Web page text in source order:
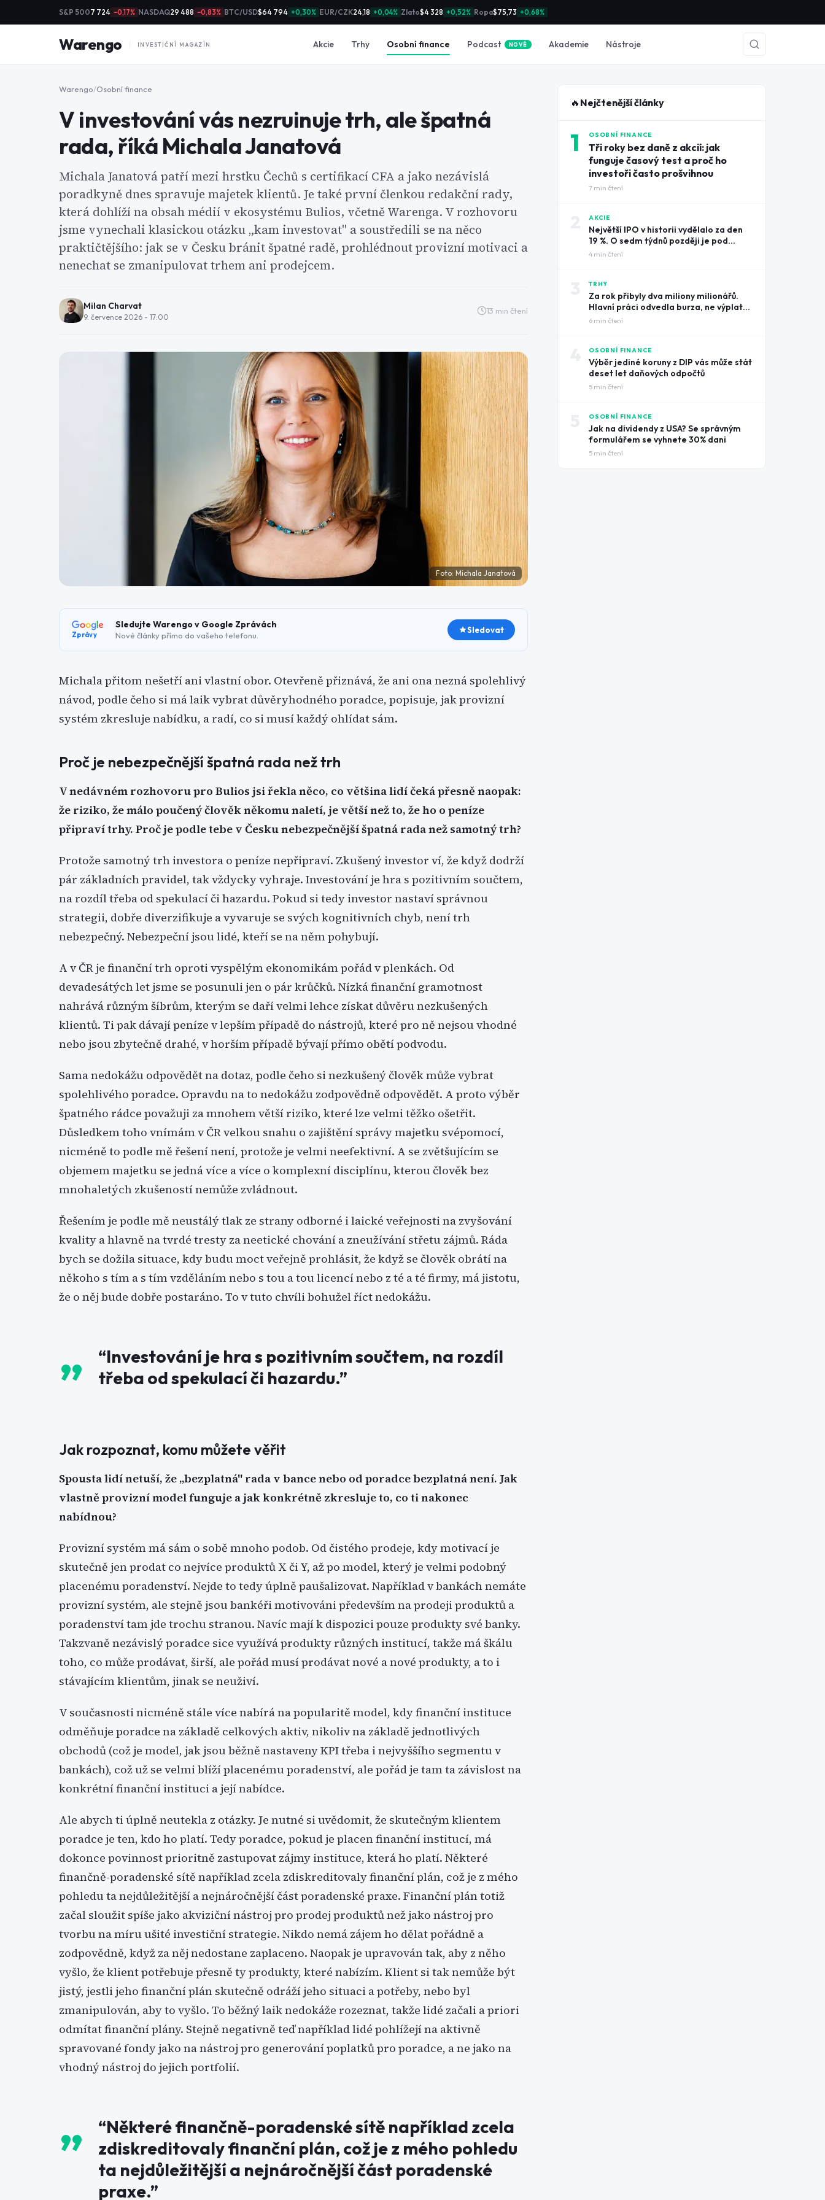
S&P 5007 724 −0,17% NASDAQ29 488 −0,83% BTC/USD$64 794 +0,30% EUR/CZK24,18 +0,04% Zlato$4 328 +0,52% Ropa$75,73 +0,68%
Warengo INVESTIČNÍ MAGAZÍN Akcie Trhy Osobní finance Podcast NOVÉ Akademie Nástroje
Warengo/Osobní finance
V investování vás nezruinuje trh, ale špatná
rada, říká Michala Janatová
Michala Janatová patří mezi hrstku Čechů s certifikací CFA a jako nezávislá
poradkyně dnes spravuje majetek klientů. Je také první členkou redakční rady,
která dohlíží na obsah médií v ekosystému Bulios, včetně Warenga. V rozhovoru
jsme vynechali klasickou otázku „kam investovat" a soustředili se na něco
praktičtějšího: jak se v Česku bránit špatné radě, prohlédnout provizní motivaci a
nenechat se zmanipulovat trhem ani prodejcem.
Milan Charvat
9. července 2026 - 17:00
13 min čtení
Foto: Michala Janatová
Zprávy
Sledujte Warengo v Google Zprávách
Nové články přímo do vašeho telefonu.
Sledovat
Michala přitom nešetří ani vlastní obor. Otevřeně přiznává, že ani ona nezná spolehlivý
návod, podle čeho si má laik vybrat důvěryhodného poradce, popisuje, jak provizní
systém zkresluje nabídku, a radí, co si musí každý ohlídat sám.
Proč je nebezpečnější špatná rada než trh
V nedávném rozhovoru pro Bulios jsi řekla něco, co většina lidí čeká přesně naopak:
že riziko, že málo poučený člověk někomu naletí, je větší než to, že ho o peníze
připraví trhy. Proč je podle tebe v Česku nebezpečnější špatná rada než samotný trh?
Protože samotný trh investora o peníze nepřipraví. Zkušený investor ví, že když dodrží
pár základních pravidel, tak vždycky vyhraje. Investování je hra s pozitivním součtem,
na rozdíl třeba od spekulací či hazardu. Pokud si tedy investor nastaví správnou
strategii, dobře diverzifikuje a vyvaruje se svých kognitivních chyb, není trh
nebezpečný. Nebezpeční jsou lidé, kteří se na něm pohybují.
A v ČR je finanční trh oproti vyspělým ekonomikám pořád v plenkách. Od
devadesátých let jsme se posunuli jen o pár krůčků. Nízká finanční gramotnost
nahrává různým šíbrům, kterým se daří velmi lehce získat důvěru nezkušených
klientů. Ti pak dávají peníze v lepším případě do nástrojů, které pro ně nejsou vhodné
nebo jsou zbytečně drahé, v horším případě bývají přímo obětí podvodu.
Sama nedokážu odpovědět na dotaz, podle čeho si nezkušený člověk může vybrat
spolehlivého poradce. Opravdu na to nedokážu zodpovědně odpovědět. A proto výběr
špatného rádce považuji za mnohem větší riziko, které lze velmi těžko ošetřit.
Důsledkem toho vnímám v ČR velkou snahu o zajištění správy majetku svépomocí,
nicméně to podle mě řešení není, protože je velmi neefektivní. A se zvětšujícím se
objemem majetku se jedná více a více o komplexní disciplínu, kterou člověk bez
mnohaletých zkušeností nemůže zvládnout.
Řešením je podle mě neustálý tlak ze strany odborné i laické veřejnosti na zvyšování
kvality a hlavně na tvrdé tresty za neetické chování a zneužívání střetu zájmů. Ráda
bych se dožila situace, kdy budu moct veřejně prohlásit, že když se člověk obrátí na
někoho s tím a s tím vzděláním nebo s tou a tou licencí nebo z té a té firmy, má jistotu,
že o něj bude dobře postaráno. To v tuto chvíli bohužel říct nedokážu.
“Investování je hra s pozitivním součtem, na rozdíl
třeba od spekulací či hazardu.”
Jak rozpoznat, komu můžete věřit
Spousta lidí netuší, že „bezplatná" rada v bance nebo od poradce bezplatná není. Jak
vlastně provizní model funguje a jak konkrétně zkresluje to, co ti nakonec
nabídnou?
Provizní systém má sám o sobě mnoho podob. Od čistého prodeje, kdy motivací je
skutečně jen prodat co nejvíce produktů X či Y, až po model, který je velmi podobný
placenému poradenství. Nejde to tedy úplně paušalizovat. Například v bankách nemáte
provizní systém, ale stejně jsou bankéři motivováni především na prodeji produktů a
poradenství tam jde trochu stranou. Navíc mají k dispozici pouze produkty své banky.
Takzvaně nezávislý poradce sice využívá produkty různých institucí, takže má škálu
toho, co může prodávat, širší, ale pořád musí prodávat nové a nové produkty, a to i
stávajícím klientům, jinak se neuživí.
V současnosti nicméně stále více nabírá na popularitě model, kdy finanční instituce
odměňuje poradce na základě celkových aktiv, nikoliv na základě jednotlivých
obchodů (což je model, jak jsou běžně nastaveny KPI třeba i nejvyššího segmentu v
bankách), což už se velmi blíží placenému poradenství, ale pořád je tam ta závislost na
konkrétní finanční instituci a její nabídce.
Ale abych ti úplně neutekla z otázky. Je nutné si uvědomit, že skutečným klientem
poradce je ten, kdo ho platí. Tedy poradce, pokud je placen finanční institucí, má
dokonce povinnost prioritně zastupovat zájmy instituce, která ho platí. Některé
finančně-poradenské sítě například zcela zdiskreditovaly finanční plán, což je z mého
pohledu ta nejdůležitější a nejnáročnější část poradenské praxe. Finanční plán totiž
začal sloužit spíše jako akviziční nástroj pro prodej produktů než jako nástroj pro
tvorbu na míru ušité investiční strategie. Nikdo nemá zájem ho dělat pořádně a
zodpovědně, když za něj nedostane zaplaceno. Naopak je upravován tak, aby z něho
vyšlo, že klient potřebuje přesně ty produkty, které nabízím. Klient si tak nemůže být
jistý, jestli jeho finanční plán skutečně odráží jeho situaci a potřeby, nebo byl
zmanipulován, aby to vyšlo. To běžný laik nedokáže rozeznat, takže lidé začali a priori
odmítat finanční plány. Stejně negativně teď například lidé pohlížejí na aktivně
spravované fondy jako na nástroj pro generování poplatků pro poradce, a ne jako na
vhodný nástroj do jejich portfolií.
“Některé finančně-poradenské sítě například zcela
zdiskreditovaly finanční plán, což je z mého pohledu
ta nejdůležitější a nejnáročnější část poradenské
praxe.”
🔥 Nejčtenější články
1 OSOBNÍ FINANCE
Tři roky bez daně z akcií: jak
funguje časový test a proč ho
investoři často prošvihnou
7 min čtení
AKCIE
Největší IPO v historii vydělalo za den
19 %. O sedm týdnů později je pod
cenou úpisu
4 min čtení
TRHY
Za rok přibyly dva miliony milionářů.
Hlavní práci odvedla burza, ne výplatní
pásky
6 min čtení
OSOBNÍ FINANCE
Výběr jediné koruny z DIP vás může stát
deset let daňových odpočtů
5 min čtení
OSOBNÍ FINANCE
Jak na dividendy z USA? Se správným
formulářem se vyhnete 30% dani
5 min čtení